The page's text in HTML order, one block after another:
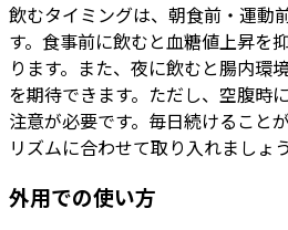
飲むタイミングは、朝食前・運動
す。食事前に飲むと血糖値上昇を
ります。また、夜に飲むと腸内環
を期待できます。ただし、空腹時
注意が必要です。毎日続けること
リズムに合わせて取り入れましょう
外用での使い方